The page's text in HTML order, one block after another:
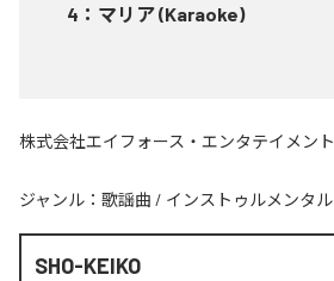
4 ： マリア (Karaoke)
株式会社エイフォース・エンタテイメント
ジャンル： 歌謡曲 / インストゥルメンタル
SHO-KEIKO